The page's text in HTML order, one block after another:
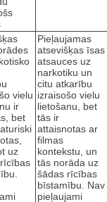
vielu
ir
bet
uz
Pieļaujamas
atsevišķas īsas
atsauces uz
narkotiku un
citu atkarību
izraisošo vielu
lietošanu, bet
tās ir
attaisnotas ar
filmas
kontekstu, un
tās norāda uz
šādas rīcības
bīstamību. Nav
pieļaujami